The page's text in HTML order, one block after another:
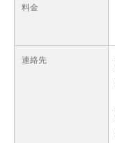
料金
連絡先